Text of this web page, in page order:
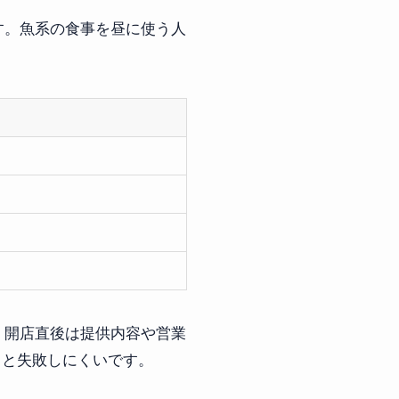
魚系の食事を昼に使う人
店直後は提供内容や営業
失敗しにくいです。